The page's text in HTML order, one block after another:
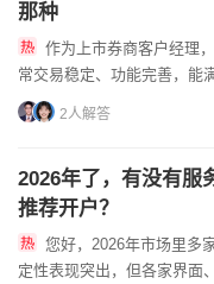
那种
常交易稳定、功能完善，能
定性和功能丰富度上更有保
2人解答
2026年了，有没有服
推荐开户？
定性表现突出，但各家界面